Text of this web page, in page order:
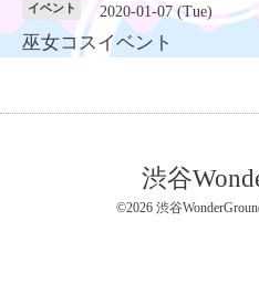
イベント 2020-01-07 (Tue)
巫女コスイベント
渋谷
©2026 渋谷